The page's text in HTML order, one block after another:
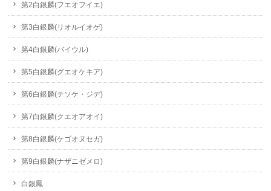
第2白銀麟(フエオフイエ)
第3白銀麟(リオルイオゲ)
第4白銀麟(バイウル)
第5白銀麟(グエオケキア)
第6白銀麟(テソケ・ジデ)
第7白銀麟(クエオアオイ)
第8白銀麟(ケゴオヌセガ)
第9白銀麟(ナザニゼメロ)
白銀鳳